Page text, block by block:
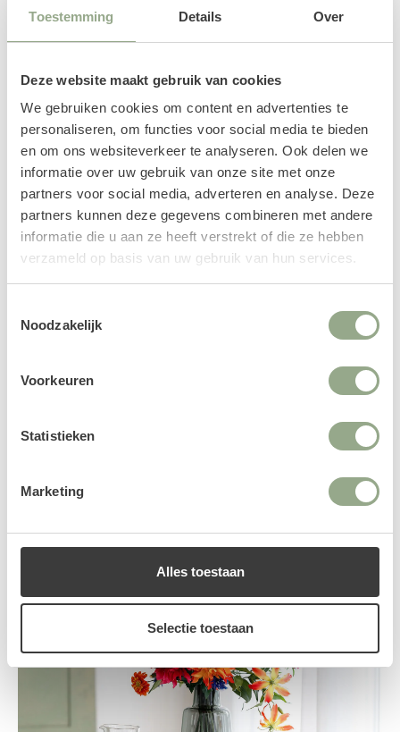
Toestemming Details Over
Deze website maakt gebruik van cookies
We gebruiken cookies om content en advertenties te
personaliseren, om functies voor social media te bieden
en om ons websiteverkeer te analyseren. Ook delen we
informatie over uw gebruik van onze site met onze
partners voor social media, adverteren en analyse. Deze
partners kunnen deze gegevens combineren met andere
informatie die u aan ze heeft verstrekt of die ze hebben
verzameld op basis van uw gebruik van hun services.
Noodzakelijk
Voorkeuren
Statistieken
Marketing
Alles toestaan
Selectie toestaan
Kunstplanten
In onze collectie kunstplanten vind je een uitgebreid
aanbod van kamerplanten, bomen, grassen,
Shop nu